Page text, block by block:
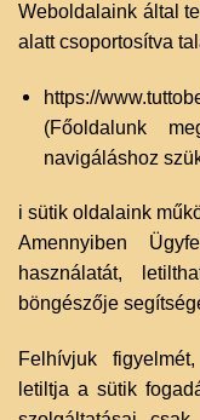
Weboldalaink által
alatt csoportosítva
https://
(Főoldalunk
navigáláshoz
i sütik oldalaink
Amennyiben
használatát,
böngészője
Felhívjuk
letiltja a sütik